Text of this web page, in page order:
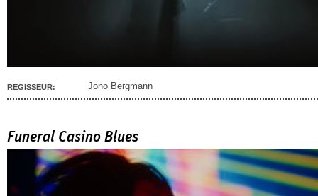
REGISSEUR: Jono Bergmann
Funeral Casino Blues